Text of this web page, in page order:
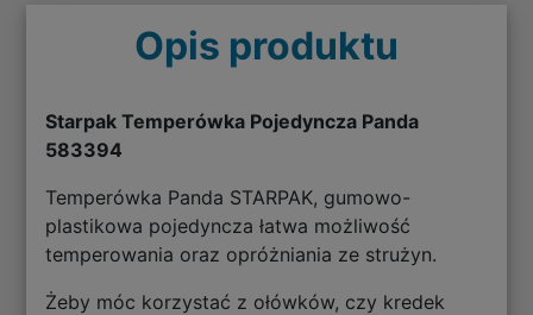
Opis produktu
Starpak Temperówka Pojedyncza Panda
583394
Temperówka Panda STARPAK, gumowo-
plastikowa pojedyncza łatwa możliwość
temperowania oraz opróżniania ze strużyn.
Żeby móc korzystać z ołówków, czy kredek